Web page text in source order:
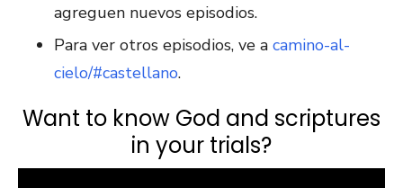
agreguen nuevos episodios.
Para ver otros episodios, ve a camino-al-
cielo/#castellano.
Want to know God and scriptures
in your trials?